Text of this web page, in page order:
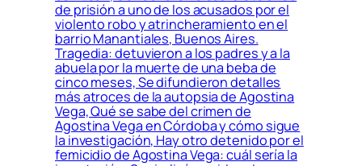
de prisión a uno de los acusados por el
violento robo y atrincheramiento en el
barrio Manantiales, Buenos Aires.
Tragedia: detuvieron a los padres y a la
abuela por la muerte de una beba de
cinco meses, Se difundieron detalles
más atroces de la autopsia de Agostina
Vega, Qué se sabe del crimen de
Agostina Vega en Córdoba y cómo sigue
la investigación, Hay otro detenido por el
femicidio de Agostina Vega: cuál sería la